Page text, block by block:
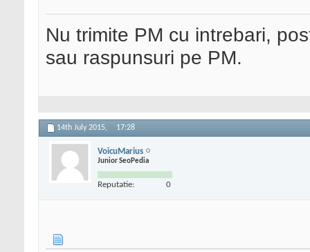
Nu trimite PM cu intrebari,
sau raspunsuri pe PM.
14th July 2015, 17:28
VoicuMarius
Junior SeoPedia
Reputatie: 0